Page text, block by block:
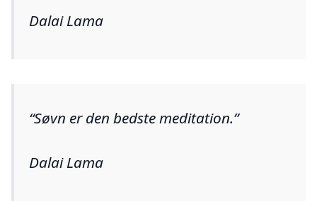
Dalai Lama
Søvn er den bedste meditation.
Dalai Lama